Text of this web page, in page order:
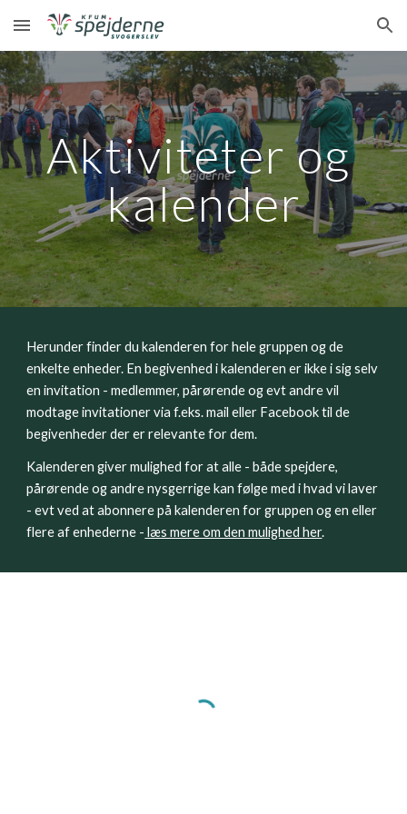
Skip to main content Skip to navigation
Aktiviteter og
kalender
Herunder finder du kalenderen for hele gruppen og de
enkelte enheder. En begivenhed i kalenderen er ikke i sig selv
en invitation - medlemmer, pårørende og evt andre vil
modtage invitationer via f.eks. mail eller Facebook til de
begivenheder der er relevante for dem.
Kalenderen giver mulighed for at alle - både spejdere,
pårørende og andre nysgerrige kan følge med i hvad vi laver
- evt ved at abonnere på kalenderen for gruppen og en eller
flere af enhederne - læs mere om den mulighed her.